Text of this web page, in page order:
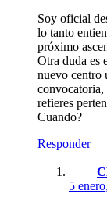
Soy oficial
lo tanto
próximo
Otra duda es
nuevo centro
convocatoria,
refieres
Cuando?
Responder
5